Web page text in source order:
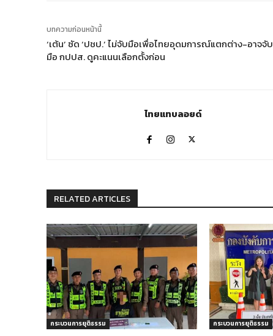
บทความก่อนหน้านี้
‘เต้น’ ซัด ‘ปชป.’ ไม่จับมือเพื่อไทยอุดมการณ์แตกต่าง-อาจจับ
มือ กปปส. ดูคะแนนเลือกตั้งก่อน
ไทยแทบลอยด์
RELATED ARTICLES
กระบวนการยุติธรรม กระบวนการยุติธรรม